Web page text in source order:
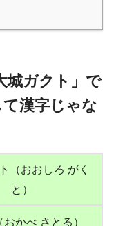
城ガクト」で
漢字じゃな
（おおしろ がく
と）
おかべ さとる）